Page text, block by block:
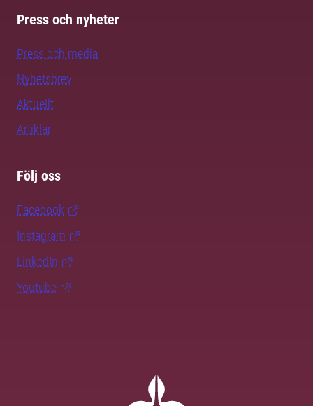
Press och nyheter
Press och media
Nyhetsbrev
Aktuellt
Artiklar
Följ oss
Facebook
Instagram
LinkedIn
Youtube